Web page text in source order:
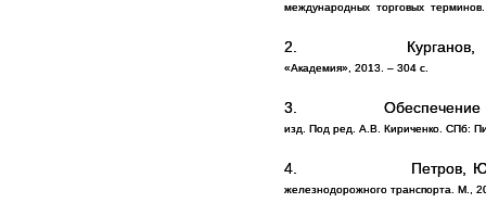
международных торговых терминов.
2.
«Академия», 2013. – 304 с.
3.
изд. Под ред. А.В. Кириченко. СПб:
4. Петров,
железнодорожного транспорта. М.,